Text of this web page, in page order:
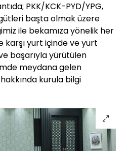
PKK/KCK-PYD/YPG,
başta olmak üzere
ile bekamıza yönelik her
yurt içinde ve yurt
başarıyla yürütülen
meydana gelen
kurula bilgi